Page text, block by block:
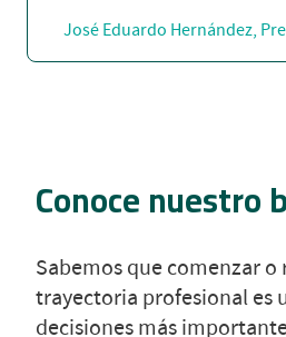
José Eduardo Hernández,
Conoce nuestro
Sabemos que comenzar
trayectoria profesional es
decisiones más